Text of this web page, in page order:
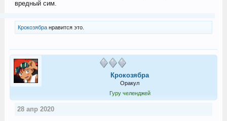
вредный сим.
Крокозябранравится это.
Крокозябра
Оракул
Гуру челенджей
28 апр 2020